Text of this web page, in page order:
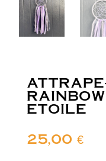
ETOILE
25,00 €